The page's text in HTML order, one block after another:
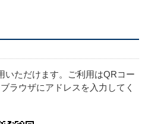
いただけます。ご利用はQRコー
ラウザにアドレスを入力してく